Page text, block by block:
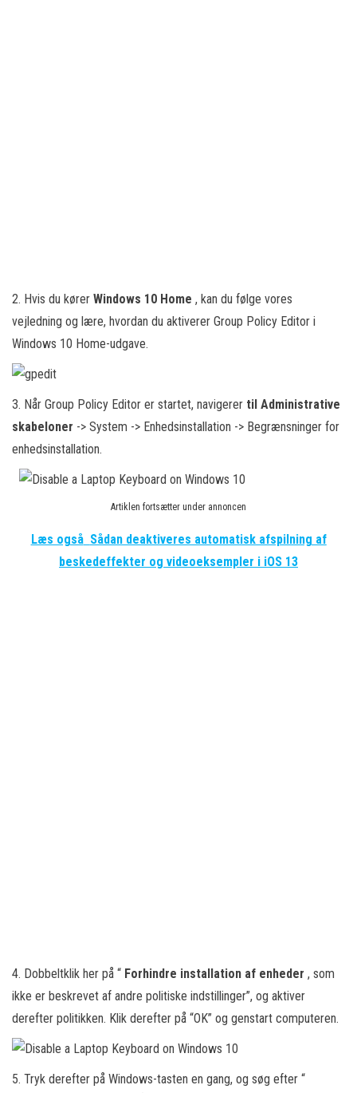
2. Hvis du kører Windows 10 Home , kan du følge vores
vejledning og lære, hvordan du aktiverer Group Policy Editor i
Windows 10 Home-udgave.
3. Når Group Policy Editor er startet, navigerer til Administrative
skabeloner -> System -> Enhedsinstallation -> Begrænsninger for
enhedsinstallation.
Artiklen fortsætter under annoncen
Læs også Sådan deaktiveres automatisk afspilning af
beskedeffekter og videoeksempler i iOS 13
4. Dobbeltklik her på “ Forhindre installation af enheder , som
ikke er beskrevet af andre politiske indstillinger”, og aktiver
derefter politikken. Klik derefter på “OK” og genstart computeren.
5. Tryk derefter på Windows-tasten en gang, og søg efter “